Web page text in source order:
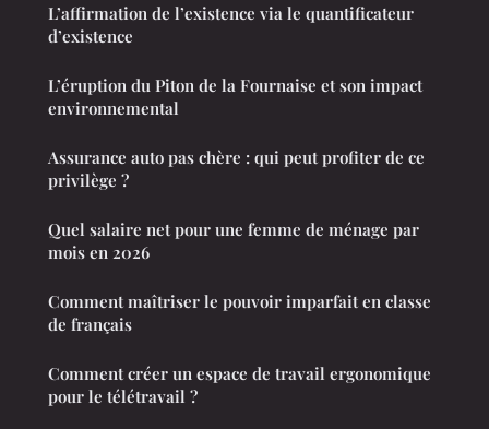
L’affirmation de l’existence via le quantificateur
d’existence
L’éruption du Piton de la Fournaise et son impact
environnemental
Assurance auto pas chère : qui peut profiter de ce
privilège ?
Quel salaire net pour une femme de ménage par
mois en 2026
Comment maîtriser le pouvoir imparfait en classe
de français
Comment créer un espace de travail ergonomique
pour le télétravail ?